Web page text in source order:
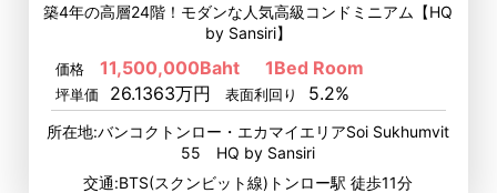
築4年の高層24階！モダンな人気高級コンドミニアム【HQ
by Sansiri】
価格 11,500,000Baht 1Bed Room
坪単価 26.1363万円 表面利回り 5.2%
所在地:バンコクトンロー・エカマイエリアSoi Sukhumvit
55 HQ by Sansiri
交通:BTS(スクンビット線)トンロー駅 徒歩11分